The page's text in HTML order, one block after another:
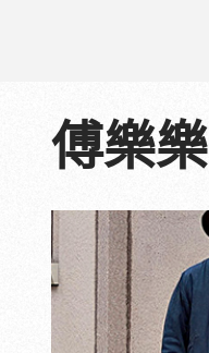
傅樂樂